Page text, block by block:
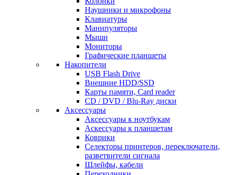
Наушники и микрофоны
Клавиатуры
Манипуляторы
Мыши
Мониторы
Графические планшеты
Накопители
USB Flash Drive
Внешние HDD/SSD
Карты памяти, Card reader
CD / DVD / Blu-Ray диски
Аксессуары
Аксессуары к ноутбукам
Аскессуары к планшетам
Коврики
Селекторы принтеров, переключатели,
разветвители сигнала
Шлейфы, кабели